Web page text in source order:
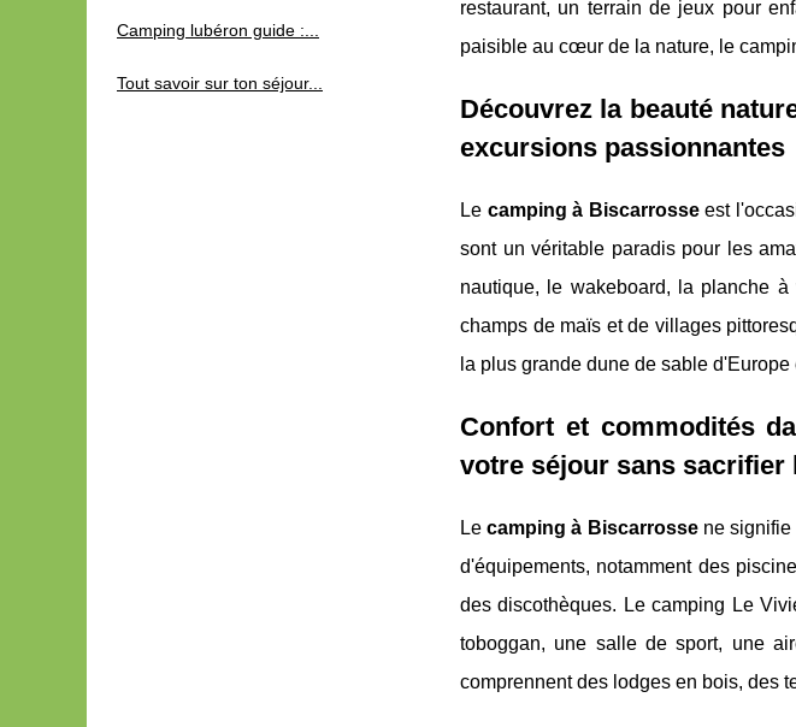
restaurant, un terrain de jeux pour
paisible au cœur de la nature, le
Découvrez la beauté
excursions passionnantes
Le camping à Biscarrosseest
sont un véritable paradis pour les
nautique, le wakeboard, la planche
champs de maïs et de villages
la plus grande dune de sable
Confort et commodités
votre séjour sans sacrifier
Lecamping à Biscarrossene signifie
d'équipements, notamment des
des discothèques. Le camping Le
toboggan, une salle de sport, une
comprennent des lodges en bois, des
Camping lubéron guide :...
Tout savoir sur ton séjour...